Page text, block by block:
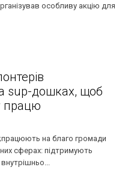
особливу акцію для
sup-дошках, щоб
працю
на благо громади
сферах: підтримують